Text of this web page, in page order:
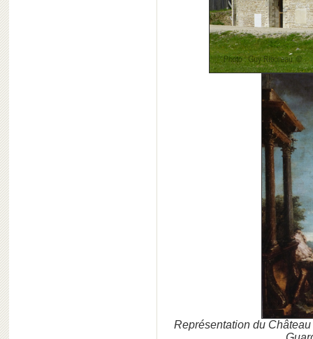
Représentation du